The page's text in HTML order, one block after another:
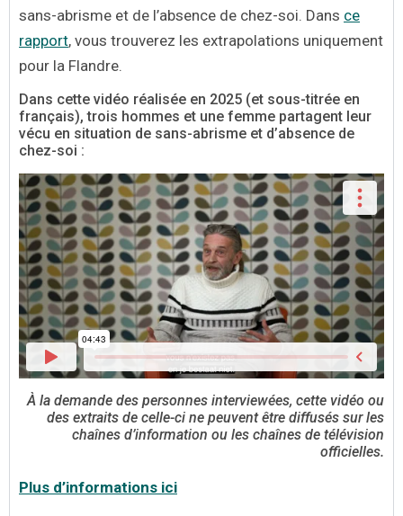
sans-abrisme et de l’absence de chez-soi. Dans ce
rapport, vous trouverez les extrapolations uniquement
pour la Flandre.
Dans cette vidéo réalisée en 2025 (et sous-titrée en
français), trois hommes et une femme partagent leur
vécu en situation de sans-abrisme et d’absence de
chez-soi :
À la demande des personnes interviewées, cette vidéo ou
des extraits de celle-ci ne peuvent être diffusés sur les
chaînes d’information ou les chaînes de télévision
officielles.
Plus d’informations ici